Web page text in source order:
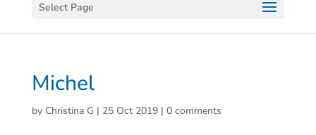
Select Page
Michel
by Christina G | 25 Oct 2019| 0 comments